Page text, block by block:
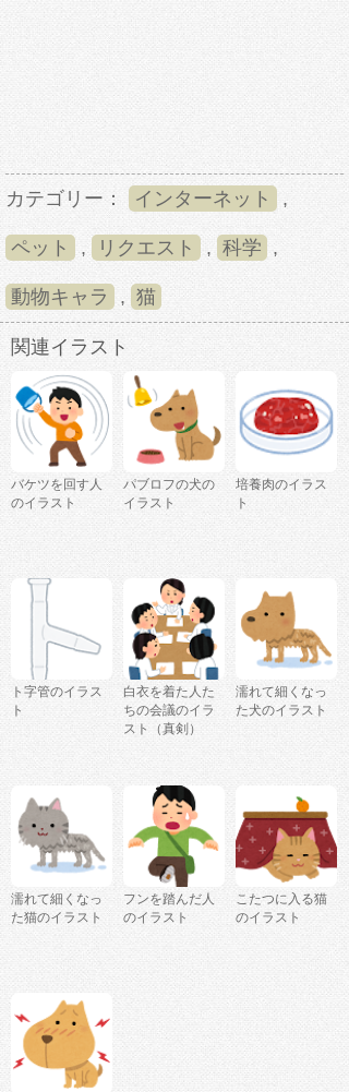
カテゴリー： インターネット ,
ペット , リクエスト , 科学 ,
動物キャラ , 猫
関連イラスト
バケツを回す人
のイラスト
パブロフの犬の
イラスト
培養肉のイラス
ト
ト字管のイラス
ト
白衣を着た人た
ちの会議のイラ
スト（真剣）
濡れて細くなっ
た犬のイラスト
濡れて細くなっ
た猫のイラスト
フンを踏んだ人
のイラスト
こたつに入る猫
のイラスト